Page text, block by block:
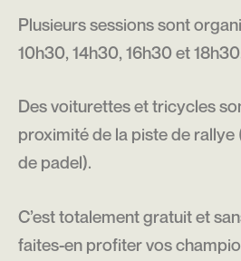
Plusieurs sessions sont
10h30, 14h30, 16h30 et
Des voiturettes et tricycles
proximité de la piste de
de padel).
C’est totalement gratuit et
faites-en profiter vos